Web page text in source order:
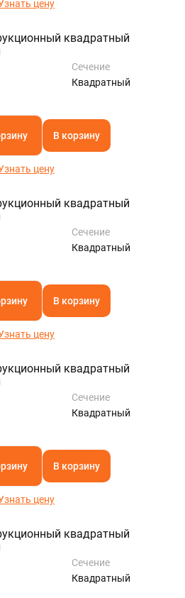
цену
квадратный
Сечение
Квадратный
В корзину
цену
квадратный
Сечение
Квадратный
В корзину
цену
квадратный
Сечение
Квадратный
В корзину
цену
квадратный
Сечение
Квадратный